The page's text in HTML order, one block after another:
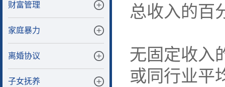
财富管理
家庭暴力
离婚协议
子女抚养
总收入的百
无固定收入
或同行业平